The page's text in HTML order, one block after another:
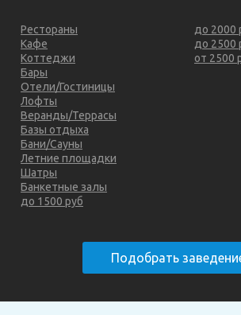
Рестораны
Кафе
Коттеджи
Бары
Отели/Гостиницы
Лофты
Веранды/Террасы
Базы отдыха
Бани/Сауны
Летние площадки
Шатры
Банкетные залы
до 1500 руб
до 2000
до 2500
от 2500
Подобрать